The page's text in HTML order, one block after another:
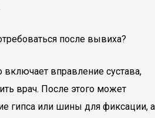
после вывиха?
вправление сустава,
врач. После этого может
гипса или шины для фиксации, а